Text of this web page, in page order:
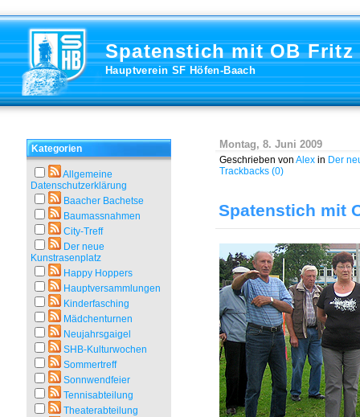
Spatenstich mit OB Fritz
Hauptverein SF Höfen-Baach
Kategorien
Allgemeine
Datenschutzerklärung
Baacher Bachetse
Baumassnahmen
City-Treff
Der neue
Kunstrasenplatz
Happy Hoppers
Hauptversammlungen
Kinderfasching
Mädchenturnen
Neujahrsgaigel
SHB-Kulturwochen
Sommertreff
Sonnwendfeier
Tennisabteilung
Theaterabteilung
Montag, 8. Juni 2009
Geschrieben von Alex in Der
Trackbacks (0)
Spatenstich mit